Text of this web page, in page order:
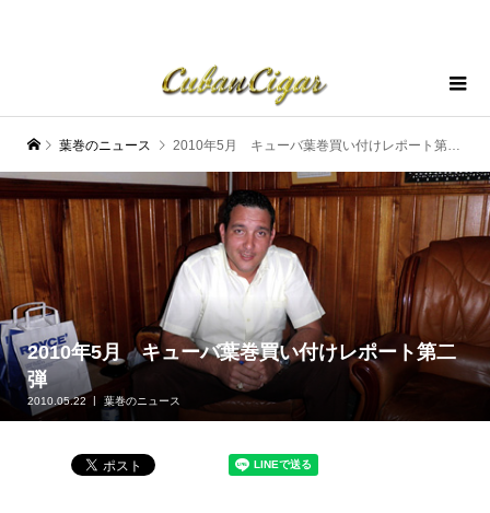
葉巻のニュース 2010年5月 キューバ葉巻買い付けレポート第二弾
2010年5月 キューバ葉巻買い付けレポート第二
弾
2010.05.22 葉巻のニュース